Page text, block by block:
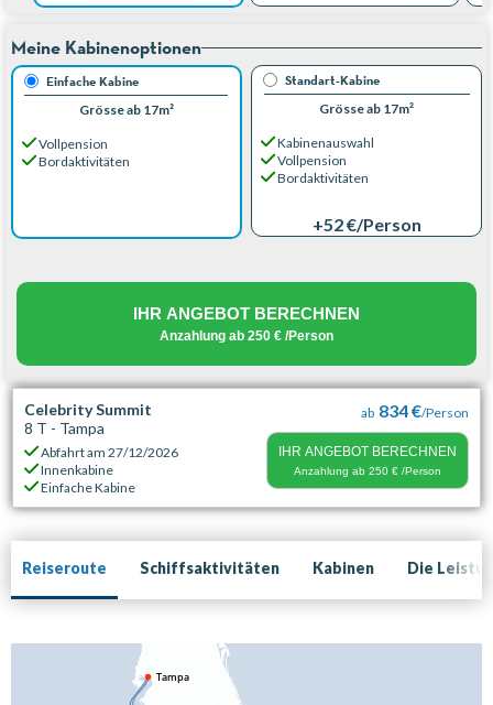
Meine Kabinenoptionen
Einfache Kabine
Grösse ab 17m²
Vollpension
Bordaktivitäten
Standart-Kabine
Grösse ab 17m²
Kabinenauswahl
Vollpension
Bordaktivitäten
+52 €/Person
IHR ANGEBOT BERECHNEN
Anzahlung ab 250 € /Person
Celebrity Summit
8 T - Tampa
Abfahrt am27/12/2026
Innenkabine
Einfache Kabine
ab 834 €/Person
IHR ANGEBOT BERECHNEN
Anzahlung ab 250 €/Person
Reiseroute Schiffsaktivitäten Kabinen Die